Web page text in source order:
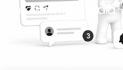
Section : Kiwi-Pédia-